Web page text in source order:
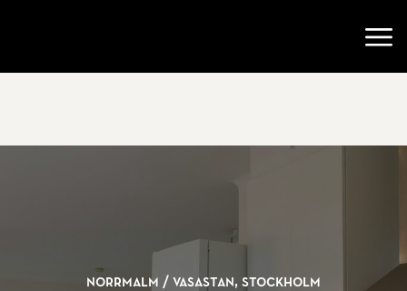
Norrmalm / Vasastan, Stockholm